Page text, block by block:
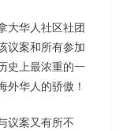
大华人社区社团
议案和所有参加
史上最浓重的一
外华人的骄傲！
议案又有所不